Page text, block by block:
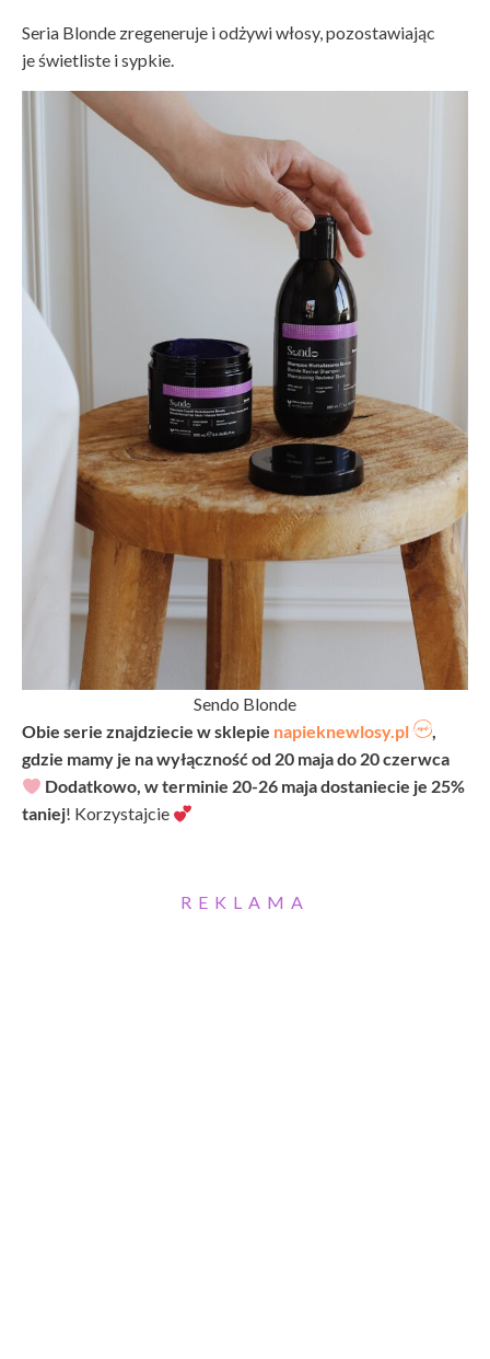
Seria Blonde zregeneruje i odżywi włosy, pozostawiając
je świetliste i sypkie.
Sendo Blonde
Obie serie znajdziecie w sklepie napieknewlosy.pl
,
gdzie mamy je na wyłączność od 20 maja do 20 czerwca
Dodatkowo, w terminie 20-26 maja dostaniecie je 25%
taniej! Korzystajcie
REKLAMA